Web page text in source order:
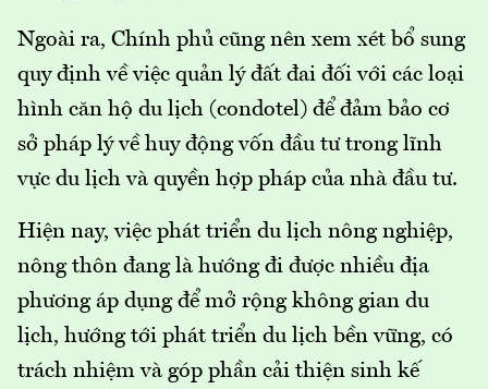
Ngoài ra, Chính phủ cũng nên xem xét bổ sung
quy định về việc quản lý đất đai đối với các loại
hình căn hộ du lịch (condotel) để đảm bảo cơ
sở pháp lý về huy động vốn đầu tư trong lĩnh
vực du lịch và quyền hợp pháp của nhà đầu tư.
Hiện nay, việc phát triển du lịch nông nghiệp,
nông thôn đang là hướng đi được nhiều địa
phương áp dụng để mở rộng không gian du
lịch, hướng tới phát triển du lịch bền vững, có
trách nhiệm và góp phần cải thiện sinh kế